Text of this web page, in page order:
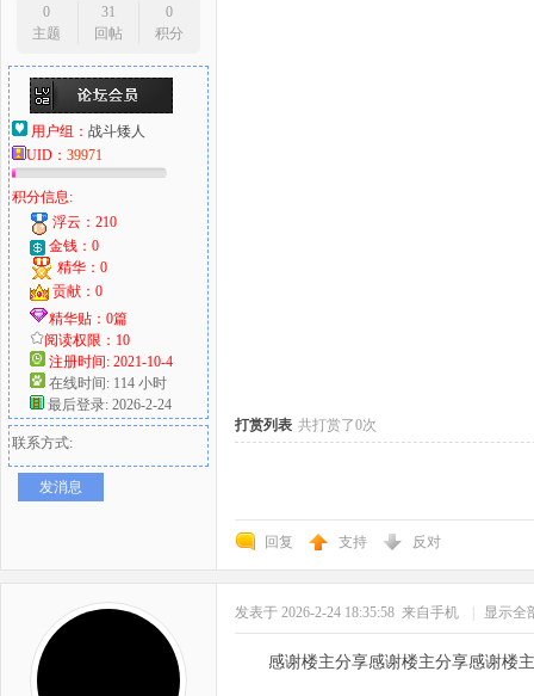
爱
0
主题
31
回帖
0
积分
用户组： 战斗矮人
UID： 39971
积分信息:
浮云：210
金钱：0
精华：0
贡献：0
精华贴：0篇
阅读权限：10
注册时间: 2021-10-4
在线时间: 114 小时
最后登录: 2026-2-24
联系方式:
发消息
打赏列表 共打赏了0次
回复 支持 反对
发表于 2026-2-24 18:35:58 来自手机 显示全
感谢楼主分享感谢楼主分享感谢楼